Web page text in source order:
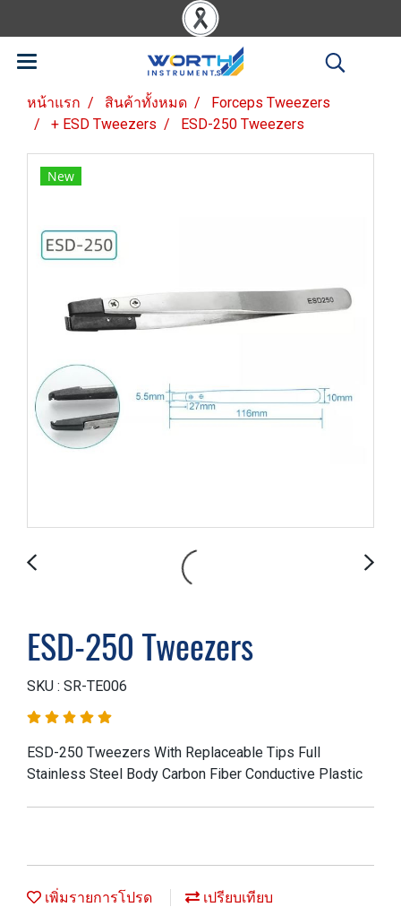
หน้าแรก สินค้าทั้งหมด
Forceps Tweezers
+ ESD Tweezers
ESD-250 Tweezers
New
ESD-250 Tweezers
SKU : SR-TE006
ESD-250 Tweezers With Replaceable Tips Full
Stainless Steel Body Carbon Fiber Conductive Plastic
เพิ่มรายการโปรด เปรียบเทียบ